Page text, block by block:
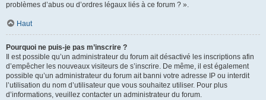
problèmes d’abus ou d’ordres légaux liés à ce forum ? ».
Haut
Pourquoi ne puis-je pas m’inscrire ?
Il est possible qu’un administrateur du forum ait désactivé les inscriptions afin
d’empêcher les nouveaux visiteurs de s’inscrire. De même, il est également
possible qu’un administrateur du forum ait banni votre adresse IP ou interdit
l’utilisation du nom d’utilisateur que vous souhaitez utiliser. Pour plus
d’informations, veuillez contacter un administrateur du forum.